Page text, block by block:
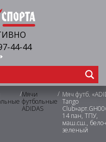
44-44
/Мячи
футбольные
ADIDAS
/ Мяч футб.
Tango
14 пан, ТПУ,
маш.сш.,
зеленый